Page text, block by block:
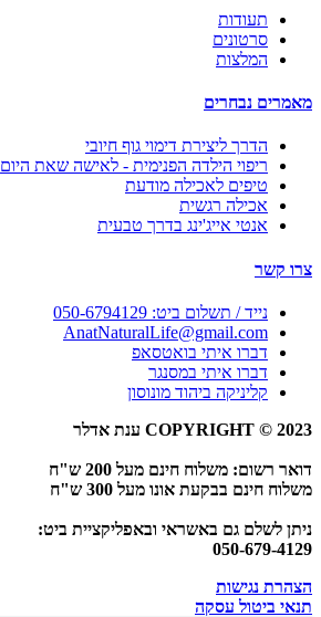
תעודות
סרטונים
המלצות
מאמרים נבחרים
הדרך ליצירת דימוי גוף חיובי
ריפוי הילדה הפנימית - לאישה שאת היום
טיפים לאכילה מודעת
אכילה רגשית
אנטי אייג'ינג בדרך טבעית
צרו קשר
נייד / תשלום ביט: 050-6794129
AnatNaturalLife@gmail.com
דברו איתי בואטסאפ
דברו איתי במסנגר
קליניקה ביהוד מונוסון
COPYRIGHT © 2023 ענת אדלר
דואר רשום: משלוח חינם מעל 200 ש"ח
משלוח חינם בבקעת אונו מעל 300 ש"ח
ניתן לשלם גם באשראי ובאפליקציית ביט:
050-679-4129
הצהרת נגישות
תנאי ביטול עסקה